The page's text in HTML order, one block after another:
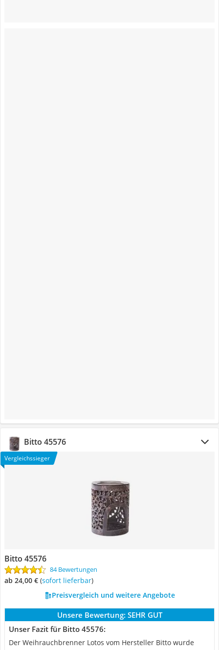
Bitto 45576
Vergleichssieger
Bitto 45576
84 Bewertungen
ab 24,00 € ( Sofort lieferbar)
Preisvergleich und weitere Angebote
Unsere Bewertung: SEHR GUT
Unser Fazit für Bitto 45576:
Der Weihrauchbrenner Lotos vom Hersteller Bitto wurde